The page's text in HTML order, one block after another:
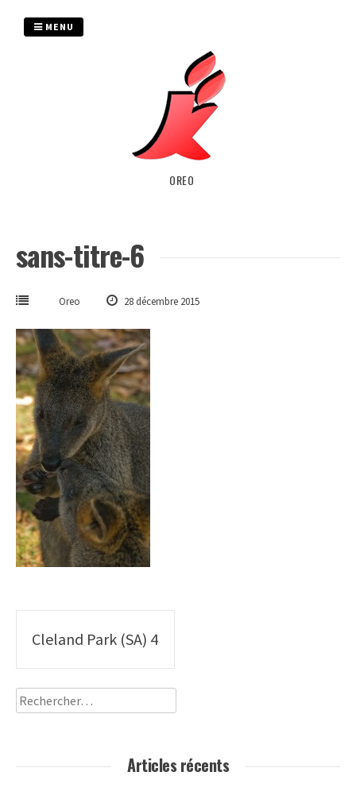
OREO
MENU
sans-titre-6
Oreo 28 décembre 2015
Poste
navigation
Cleland Park (SA) 4
Rechercher :
Articles récents